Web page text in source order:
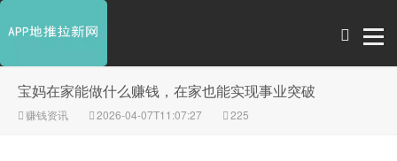
宝妈在家能做什么赚钱，在家也能实现事业突破
赚钱资讯 2026-04-07T11:07:27 225